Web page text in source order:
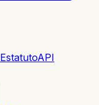
EstatutoAPI